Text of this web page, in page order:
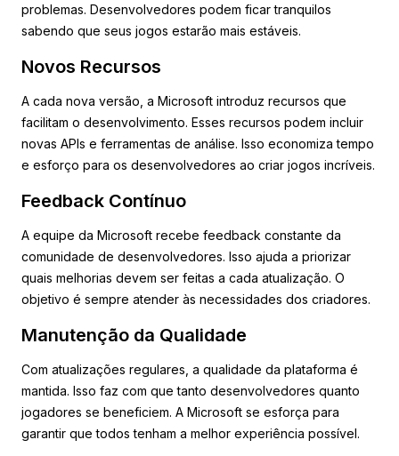
problemas. Desenvolvedores podem ficar tranquilos
sabendo que seus jogos estarão mais estáveis.
Novos Recursos
A cada nova versão, a Microsoft introduz recursos que
facilitam o desenvolvimento. Esses recursos podem incluir
novas APIs e ferramentas de análise. Isso economiza tempo
e esforço para os desenvolvedores ao criar jogos incríveis.
Feedback Contínuo
A equipe da Microsoft recebe feedback constante da
comunidade de desenvolvedores. Isso ajuda a priorizar
quais melhorias devem ser feitas a cada atualização. O
objetivo é sempre atender às necessidades dos criadores.
Manutenção da Qualidade
Com atualizações regulares, a qualidade da plataforma é
mantida. Isso faz com que tanto desenvolvedores quanto
jogadores se beneficiem. A Microsoft se esforça para
garantir que todos tenham a melhor experiência possível.